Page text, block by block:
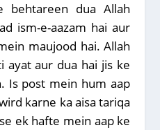
dua Allah
ism-e-aazam hai aur
maujood hai. Allah
ayat aur dua hai jis ke
Is post mein hum aap
karne ka aisa tariqa
ek hafte mein aap ke